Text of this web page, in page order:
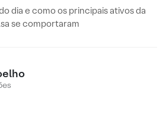
dia e como os principais ativos da
se comportaram